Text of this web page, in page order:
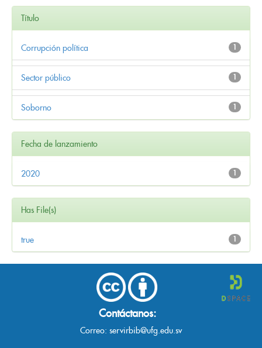
Título
1
Corrupción política
1
Sector público
1
Soborno
Fecha de lanzamiento
1
2020
Has File(s)
1
true
Contáctanos:
Correo: servirbib@ufg.edu.sv